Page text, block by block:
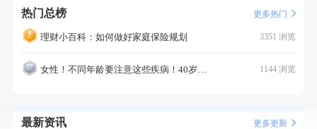
热门总榜 更多热门
理财小百科：如何做好家庭保险规划 3351 浏览
女性！不同年龄要注意这些疾病！40岁的这个疾病最需要注意！ 1144 浏览
最新资讯 更多更新